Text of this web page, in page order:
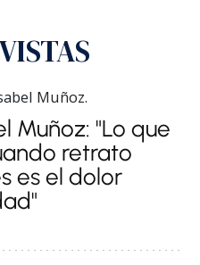
Muñoz: "Lo que
retrato
es el dolor